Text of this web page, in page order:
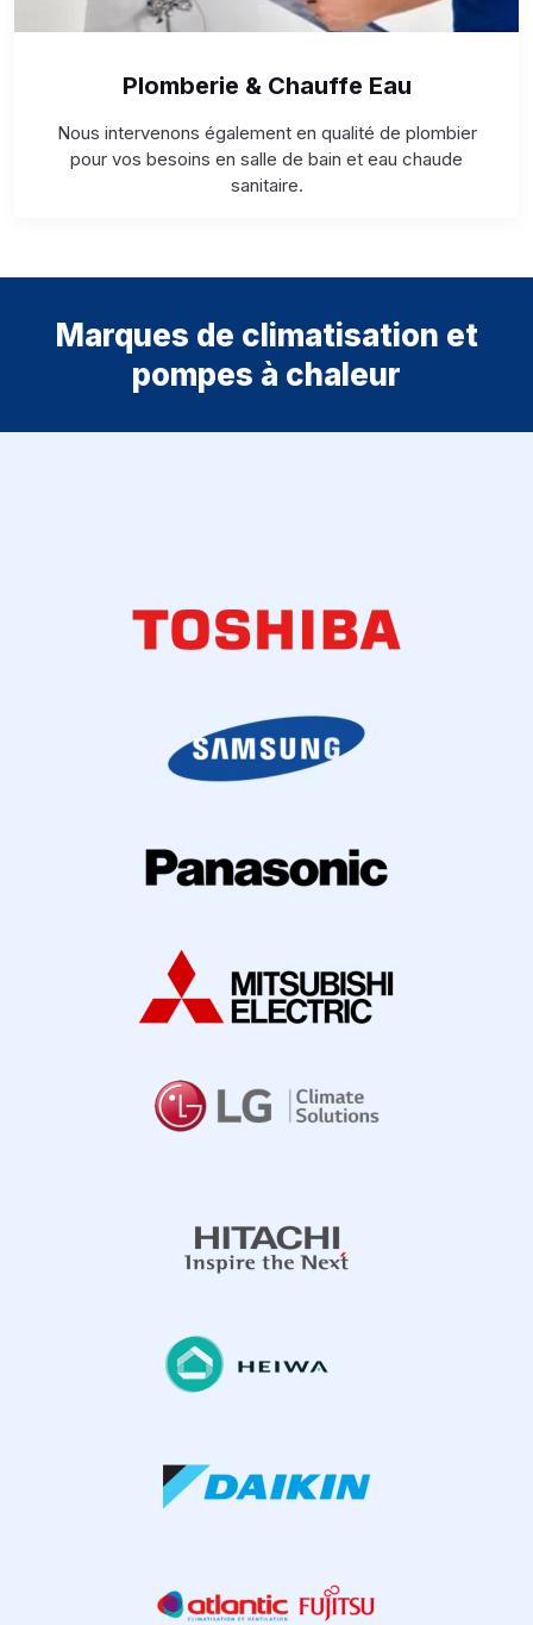
Plomberie & Chauffe Eau
Nous intervenons également en qualité de plombier
pour vos besoins en salle de bain et eau chaude
sanitaire.
Marques de climatisation et
pompes à chaleur